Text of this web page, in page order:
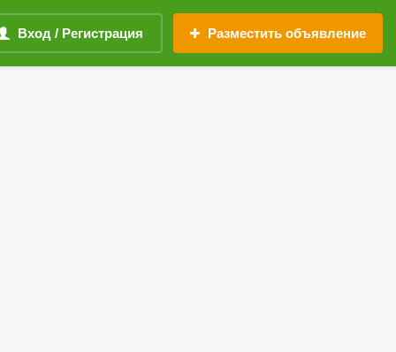
Вход / Регистрация Разместить объявление